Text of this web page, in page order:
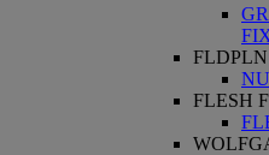
FLDPLN
FLESH